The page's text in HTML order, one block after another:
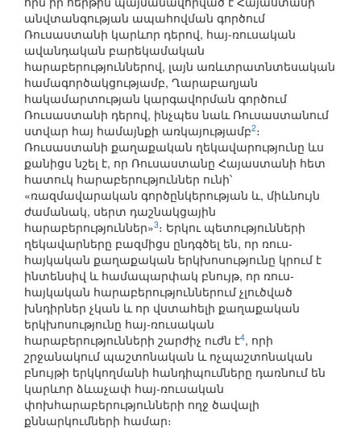
անվտանգության ապահովման գործում
Ռուսաստանի կարևոր դերով, հայ-ռուսական
ավանդական բարեկամական
հարաբերություններով, լայն առևտրատնտեսական
համագործակցությամբ, Ղարաբաղյան
հակամարտության կարգավորման գործում
Ռուսաստանի դերով, ինչպես նաև Ռուսաստանում
ստվար հայ համայնքի առկայությամբ2։
Ռուսաստանի քաղաքական ղեկավարությունը ևս
քանիցս նշել է, որ Ռուսաստանը Հայաստանի հետ
հատուկ հարաբերություններ ունի՝
«ռազմավարական գործընկերության և, միևնույն
ժամանակ, սերտ դաշնակցային
հարաբերություններ»3։ Երկու պետությունների
ղեկավարները բազմիցս ընդգծել են, որ ռուս-
հայկական քաղաքական երկխոսությունը կրում է
ինտենսիվ և համապարփակ բնույթ, որ ռուս-
հայկական հարաբերություններում չլուծված
խնդիրներ չկան և որ վստահելի քաղաքական
երկխոսությունը հայ-ռուսական
հարաբերությունների շարժիչ ուժն է4, որի
շրջանակում պաշտոնական և ոչպաշտոնական
բնույթի երկկողմանի հանդիպումները դառնում են
կարևոր ձևաչափ հայ-ռուսական
փոխհարաբերությունների ողջ ծավալի
քննարկումների համար։